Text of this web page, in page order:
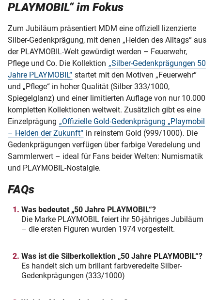
PLAYMOBIL“ im Fokus
Zum Jubiläum präsentiert MDM eine offiziell lizenzierte
Silber-Gedenkprägung, mit denen „Helden des Alltags“ aus
der PLAYMOBIL-Welt gewürdigt werden – Feuerwehr,
Pflege und Co. Die Kollektion „Silber-Gedenkprägungen 50
Jahre PLAYMOBIL“ startet mit den Motiven „Feuerwehr“
und „Pflege“ in hoher Qualität (Silber 333/1000,
Spiegelglanz) und einer limitierten Auflage von nur 10.000
kompletten Kollektionen weltweit. Zusätzlich gibt es eine
Einzelprägung „Offizielle Gold-Gedenkprägung „Playmobil
– Helden der Zukunft“ in reinstem Gold (999/1000). Die
Gedenkprägungen verfügen über farbige Veredelung und
Sammlerwert – ideal für Fans beider Welten: Numismatik
und PLAYMOBIL-Nostalgie.
FAQs
Was bedeutet „50 Jahre PLAYMOBIL“?
Die Marke PLAYMOBIL feiert ihr 50-jähriges Jubiläum
– die ersten Figuren wurden 1974 vorgestellt.
Was ist die Silberkollektion „50 Jahre PLAYMOBIL“?
Es handelt sich um brillant farbveredelte Silber-
Gedenkprägungen (333/1000)